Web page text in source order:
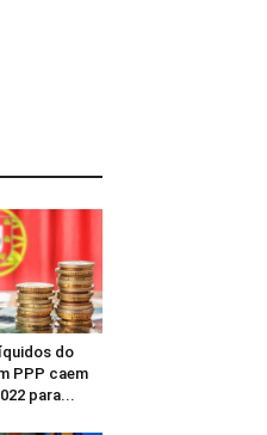
do
PPP caem
para...